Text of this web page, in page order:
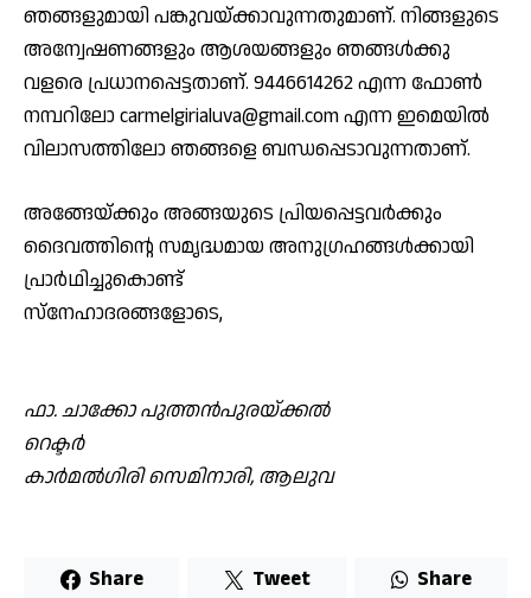
ഞങ്ങളുമായി പങ്കുവയ്ക്കാവുന്നതുമാണ്. നിങ്ങളുടെ
അന്വേഷണങ്ങളും ആശയങ്ങളും ഞങ്ങള്‍ക്കു
വളരെ പ്രധാനപ്പെട്ടതാണ്. 9446614262 എന്ന ഫോണ്‍
നമ്പറിലോ carmelgirialuva@gmail.com എന്ന ഇമെയില്‍
വിലാസത്തിലോ ഞങ്ങളെ ബന്ധപ്പെടാവുന്നതാണ്.
അങ്ങേയ്ക്കും അങ്ങയുടെ പ്രിയപ്പെട്ടവര്‍ക്കും
ദൈവത്തിന്റെ സമൃദ്ധമായ അനുഗ്രഹങ്ങള്‍ക്കായി
പ്രാര്‍ഥിച്ചുകൊണ്ട്
സ്‌നേഹാദരങ്ങളോടെ,
ഫാ. ചാക്കോ പുത്തന്‍പുരയ്ക്കല്‍
റെക്ടര്‍
കാര്‍മല്‍ഗിരി സെമിനാരി, ആലുവ
Share Tweet Share